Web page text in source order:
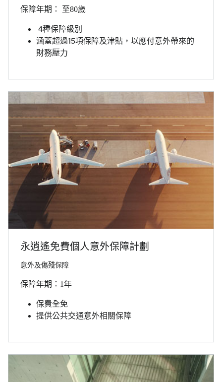
保障年期： 至80歲
4種保障級別
涵蓋超過15項保障及津貼，以應付意外帶來的
財務壓力
永逍遙免費個人意外保障計劃
意外及傷殘保障
保障年期：1年
保費全免
提供公共交通意外相關保障